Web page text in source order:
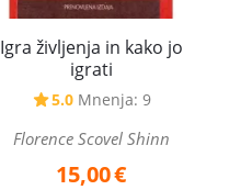
Igra življenja in kako jo
igrati
5.0 Mnenja: 9
Florence Scovel Shinn
15,00€